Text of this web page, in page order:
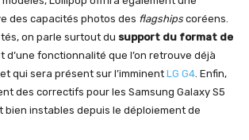
des capacités photos des flagships coréens.
on parle surtout du support du format de
d’une fonctionnalité que l’on retrouve déjà
et qui sera présent sur l’imminent LG G4 . Enfin,
des correctifs pour les Samsung Galaxy S5
bien instables depuis le déploiement de